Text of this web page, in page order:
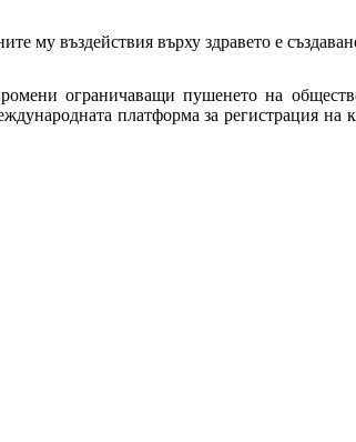
му въздействия върху здравето е
ограничаващи пушенето на
платформа за регистрация на